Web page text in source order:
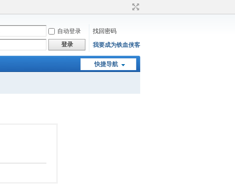
自动登录
找回密码
登录 我要成为铁血侠客
快捷导航